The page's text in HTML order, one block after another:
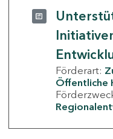
Förderart:
Öffentliche